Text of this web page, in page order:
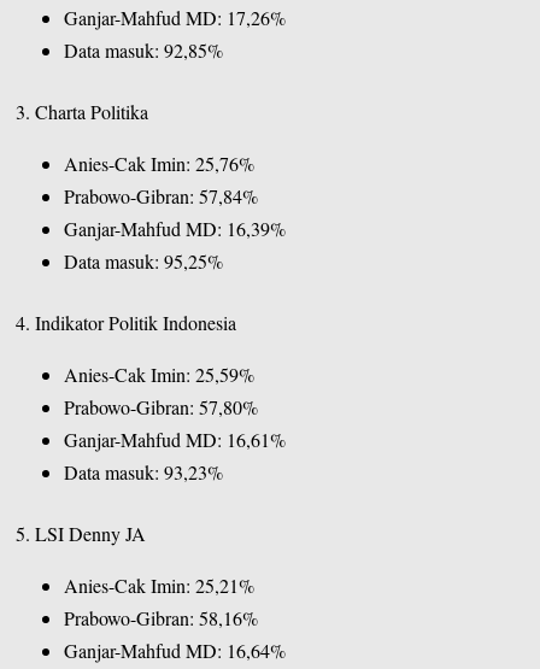
Ganjar-Mahfud MD: 17,26%
Data masuk: 92,85%
3. Charta Politika
Anies-Cak Imin: 25,76%
Prabowo-Gibran: 57,84%
Ganjar-Mahfud MD: 16,39%
Data masuk: 95,25%
4. Indikator Politik Indonesia
Anies-Cak Imin: 25,59%
Prabowo-Gibran: 57,80%
Ganjar-Mahfud MD: 16,61%
Data masuk: 93,23%
5. LSI Denny JA
Anies-Cak Imin: 25,21%
Prabowo-Gibran: 58,16%
Ganjar-Mahfud MD: 16,64%